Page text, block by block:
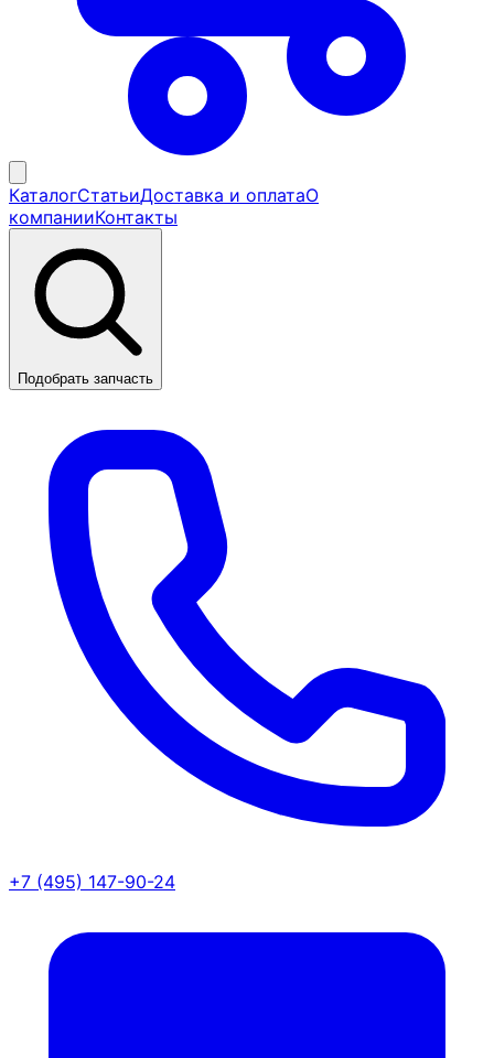
КаталогСтатьиДоставка и оплатаО
компанииКонтакты
Подобрать запчасть
+7 (495) 147-90-24